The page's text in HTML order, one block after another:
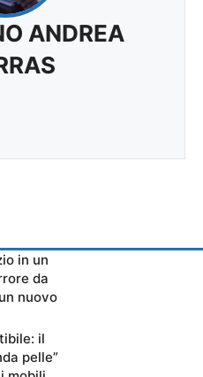
ANDREA
in un
da
nuovo
il
pelle”